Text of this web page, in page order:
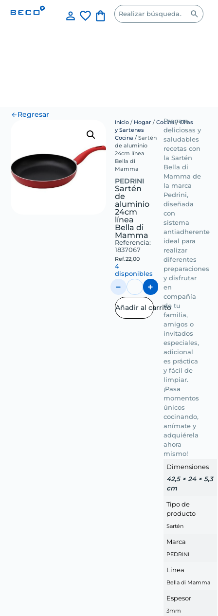
Regresar
Inicio / Hogar /Cocina/Ollas
y Sartenes
Cocina / Sartén
de aluminio
24cm línea
Bella di
Mamma
PEDRINI
Sartén
de
aluminio
24cm
línea
Bella di
Mamma
Referencia:
1837067
Ref.22,00
4
disponibles
Añadir al carrito
Prepara
deliciosas y
saludables
recetas con
la Sartén
Bella di
Mamma de
la marca
Pedrini,
diseñada
con
sistema
antiadherente
ideal para
realizar
diferentes
preparaciones
y disfrutar
en
compañía
de tu
familia,
amigos o
invitados
especiales,
adicional
es práctica
y fácil de
limpiar.
¡Pasa
momentos
únicos
cocinando,
anímate y
adquiérela
ahora
mismo!
Dimensiones
42,5 × 24 × 5,3
cm
Tipo de
producto
Sartén
Marca
PEDRINI
Linea
Bella di Mamma
Espesor
3mm